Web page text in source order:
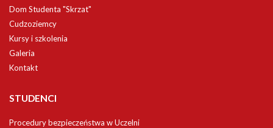
Dom Studenta "Skrzat"
Cudzoziemcy
Kursy i szkolenia
Galeria
Kontakt
STUDENCI
Procedury bezpieczeństwa w Uczelni